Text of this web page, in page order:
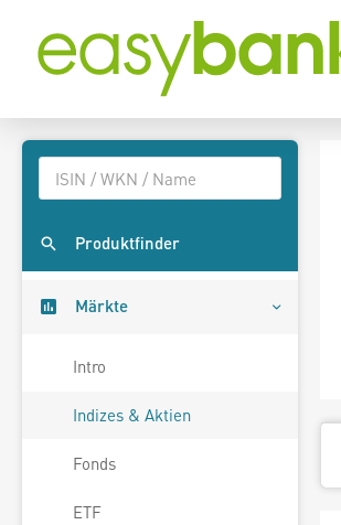
Produktfinder
Märkte
Intro
Indizes & Aktien
Fonds
ETF